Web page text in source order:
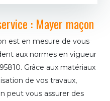
: Mayer maçon
est en mesure de vous
aux normes en vigueur
Grâce aux matériaux
de vos travaux,
peut vous assurer des